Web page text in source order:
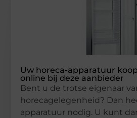
Uw horeca-apparatuur
online bij deze aanbieder
Bent u de trotse eigenaar
horecagelegenheid? Dan
apparatuur nodig. U kunt